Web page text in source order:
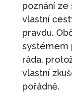
poznání
vlastní
pravdu.
systémem
ráda,
vlastní
pořádně.